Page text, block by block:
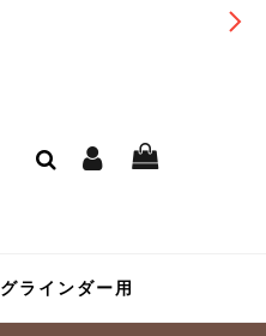
グラインダー用